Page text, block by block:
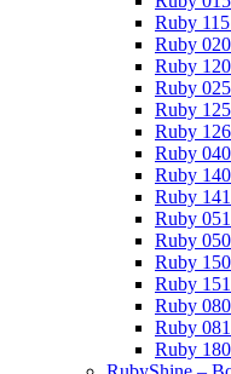
Ruby
Ruby
Ruby
Ruby
Ruby
Ruby
Ruby
Ruby
Ruby
Ruby
Ruby
Ruby
Ruby
Ruby
Ruby
Ruby